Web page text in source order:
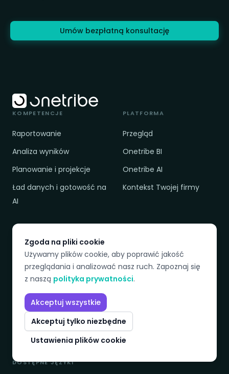
Umów bezpłatną konsultację
KOMPETENCJE
Raportowanie
Analiza wyników
Planowanie i projekcje
Ład danych i gotowość na
AI
PLATFORMA
Przegląd
Onetribe BI
Onetribe AI
Kontekst Twojej firmy
ZASOBY
Przykłady zastosowań
Baza wiedzy
Cennik
Porównanie
Dlaczego Onetribe
O nas i zespół
Regulamin
DOSTĘPNE JĘZYKI
Zgoda na pliki cookie
Używamy plików cookie, aby poprawić jakość
przeglądania i analizować nasz ruch. Zapoznaj się
z naszą polityka prywatności.
Akceptuj wszystkie
Akceptuj tylko niezbędne
Ustawienia plików cookie